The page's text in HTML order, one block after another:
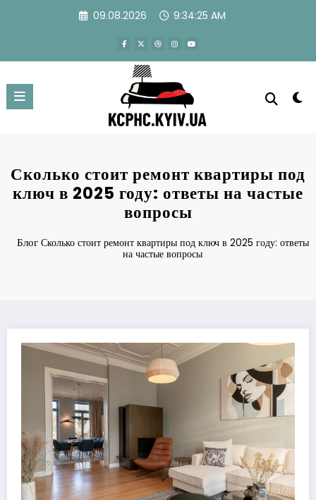
09.08.2026 9:34:26 AM
Сколько стоит ремонт квартиры под
ключ в 2025 году: ответы на частые
вопросы
Блог Сколько стоит ремонт квартиры под ключ в 2025 году: ответы
на частые вопросы